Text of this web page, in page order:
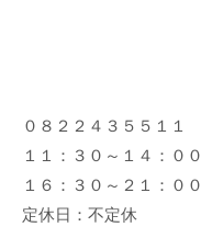
０８２２４３５５１１
１１：３０～１４：００
１６：３０～２１：００
定休日：不定休